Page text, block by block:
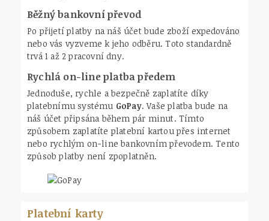
Běžný bankovní převod
Po přijetí platby na náš účet bude zboží expedováno
nebo vás vyzveme k jeho odběru. Toto standardně
trvá 1 až 2 pracovní dny.
Rychlá on-line platba předem
Jednoduše, rychle a bezpečně zaplatíte díky
platebnímu systému GoPay. Vaše platba bude na
náš účet připsána během pár minut. Tímto
způsobem zaplatíte platební kartou přes internet
nebo rychlým on-line bankovním převodem. Tento
způsob platby není zpoplatněn.
Platební karty